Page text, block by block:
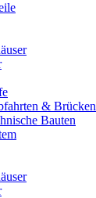
& Brücken
Bauten